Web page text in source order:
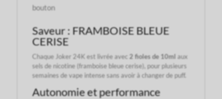
bouton
Saveur : FRAMBOISE BLEUE
CERISE
Chaque Joker 24K est livrée avec 2 fioles de 10ml aux
sels de nicotine (framboise bleue cerise), pour plusieurs
semaines de vape intense sans avoir à changer de puff.
Autonomie et performance